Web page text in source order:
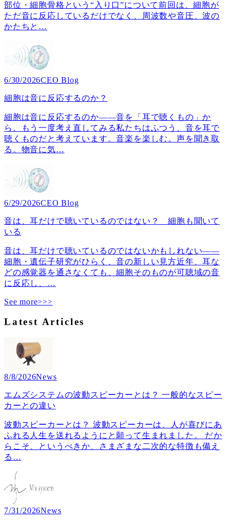
部位・細胞骨格という“入り口”について前回は、細胞が
ただ音に反応しているだけでなく、周波数や音圧、波の
かたちと …
6/30/2026CEO Blog
細胞は音に反応するのか？
細胞は音に反応するのか――音を「耳で聴くもの」か
ら、もう一度考え直してみる私たちはふつう、音を耳で
聴くものだと考えています。音楽を楽しむ。声を聞き取
る。物音に気…
6/29/2026CEO Blog
音は、耳だけで聴いているのではない？ 細胞も聞いて
いる
音は、耳だけで聴いているのではないかもしれない――
細胞・遺伝子研究がひらく、音の新しい見方近年、耳な
どの感覚器を通さなくても、細胞そのものが可聴域の音
に反応し、 …
See more>>>
Latest Articles
8/8/2026News
エムズシステムの波動スピーカーとは？ 一般的なスピー
カーとの違い
波動スピーカーとは？ 波動スピーカーは、人が喜びにあ
ふれる人生を送れるようにと願って生まれました。 だか
らこそ、というべきか、さまざまな二次的な特徴も備え
る …
7/31/2026News